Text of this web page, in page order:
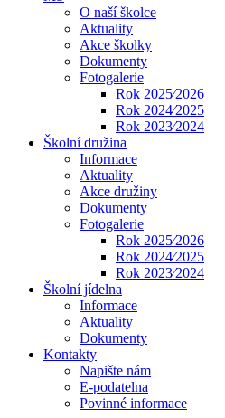
O naší školce
Aktuality
Akce školky
Dokumenty
Fotogalerie
Rok 2025⁄2026
Rok 2024⁄2025
Rok 2023⁄2024
Školní družina
Informace
Aktuality
Akce družiny
Dokumenty
Fotogalerie
Rok 2025⁄2026
Rok 2024⁄2025
Rok 2023⁄2024
Školní jídelna
Informace
Aktuality
Dokumenty
Kontakty
Napište nám
E-podatelna
Povinné informace